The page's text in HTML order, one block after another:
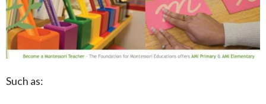
Such as: